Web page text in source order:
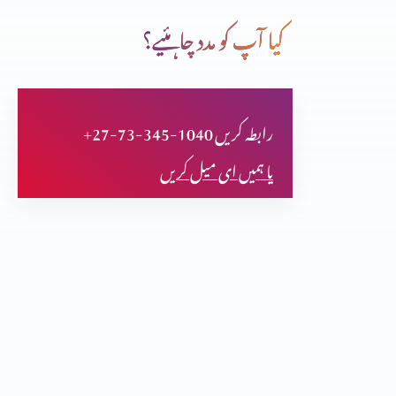
حضرت سموئیل خدا تعالٰی کا نزیر
حضرت بوعز داود کے پٹرداداکی حیاتِ طیبہ
کیا آپ کو مدد چاہئیے؟
+27-73-345-1040 رابطہ کریں
یا ہمیں ای میل کریں